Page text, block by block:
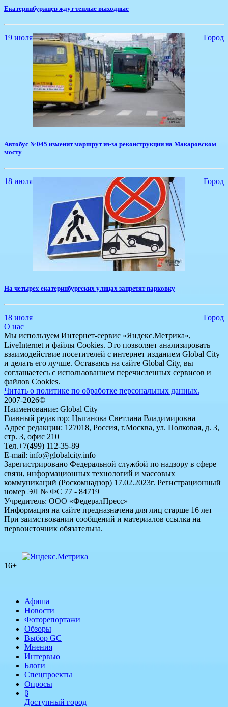
Екатеринбуржцев ждут теплые выходные
19 июля Город
Автобус №045 изменит маршрут из-за реконструкции на Макаровском
мосту
18 июля Город
На четырех екатеринбургских улицах запретят парковку
18 июля
Город
О нас
Мы используем Интернет-сервис «Яндекс.Метрика»,
LiveInternet и файлы Cookies. Это позволяет анализировать
взаимодействие посетителей с интернет изданием Global City
и делать его лучше. Оставаясь на сайте Global City, вы
соглашаетесь с использованием перечисленных сервисов и
файлов Cookies.
Читать о политике по обработке персональных данных.
2007-2026©
Наименование: Global City
Главный редактор: Цыганова Светлана Владимировна
Адрес редакции: 127018, Россия, г.Москва, ул. Полковая, д. 3,
стр. 3, офис 210
Тел.+7(499) 112-35-89
E-mail: info@globalcity.info
Зарегистрировано Федеральной службой по надзору в сфере
связи, информационных технологий и массовых
коммуникаций (Роскомнадзор) 17.02.2023г. Регистрационный
номер ЭЛ № ФС 77 - 84719
Учредитель: ООО «ФедералПресс»
Информация на сайте предназначена для лиц старше 16 лет
При заимствовании сообщений и материалов ссылка на
первоисточник обязательна.
16+
Афиша
Новости
Фоторепортажи
Обзоры
Выбор GC
Мнения
Интервью
Блоги
Спецпроекты
Опросы
β
Доступный город